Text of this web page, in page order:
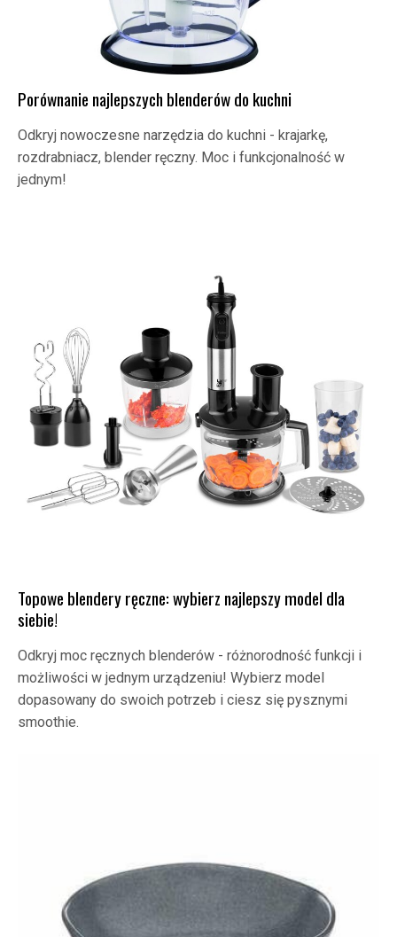
Porównanie najlepszych blenderów do kuchni
Odkryj nowoczesne narzędzia do kuchni - krajarkę,
rozdrabniacz, blender ręczny. Moc i funkcjonalność w
jednym!
Topowe blendery ręczne: wybierz najlepszy model dla
siebie!
Odkryj moc ręcznych blenderów - różnorodność funkcji i
możliwości w jednym urządzeniu! Wybierz model
dopasowany do swoich potrzeb i ciesz się pysznymi
smoothie.